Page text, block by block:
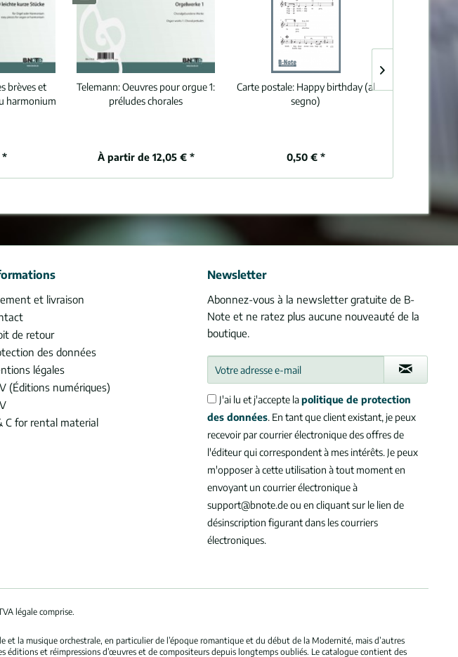
brèves et
harmonium
*
Telemann:Oeuvres pour orgue 1:
préludes chorales
À partir de 12,05 € *
Carte postale: Happy birthday (al
segno)
0,50 € *
et livraison
de retour
des données
légales
(Éditions numériques)
C for rental material
Newsletter
Abonnez-vous à la newsletter gratuite de B-
Note et ne ratez plus aucune nouveauté de la
boutique.
J'ai lu et j'accepte lapolitique de protection
des données. En tant que client existant, je peux
recevoir par courrier électronique des offres de
l'éditeur qui correspondent à mes intérêts. Je peux
m'opposer à cette utilisation à tout moment en
envoyant un courrier électronique à
support@bnote.de ou en cliquant sur le lien de
désinscription figurant dans les courriers
électroniques.
légale comprise.
et la musique orchestrale, en particulier de l’époque romantique et du début de la Modernité, mais d’autres
éditions et réimpressions d’œuvres et de compositeurs depuis longtemps oubliés. Le catalogue contient des